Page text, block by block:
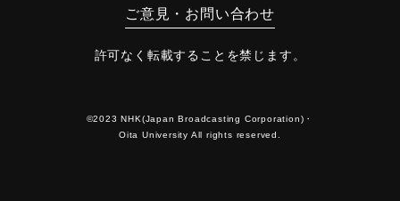
ご意見・お問い合わせ
許可なく転載することを禁じます。
©2023 NHK(Japan Broadcasting Corporation)・
Oita University All rights reserved.